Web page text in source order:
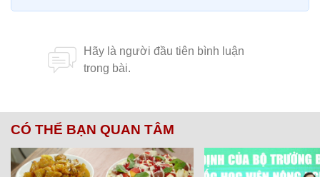
CÓ THỂ BẠN QUAN TÂM